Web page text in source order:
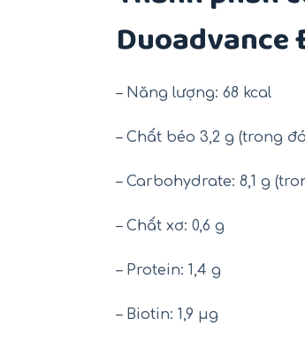
Duoadvance
– Năng lượng: 68 kcal
– Chất béo 3,2 g (trong
– Carbohydrate: 8,1 g
– Chất xơ: 0,6 g
– Protein: 1,4 g
– Biotin: 1,9 μg